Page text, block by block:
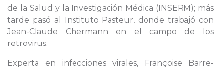
de la Salud y la Investigación Médica (INSERM); más
tarde pasó al Instituto Pasteur, donde trabajó con
Jean-Claude Chermann en el campo de los
retrovirus.
Experta en infecciones virales, Françoise Barre-